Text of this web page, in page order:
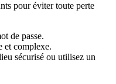
pour éviter toute perte
de passe.
et complexe.
sécurisé ou utilisez un